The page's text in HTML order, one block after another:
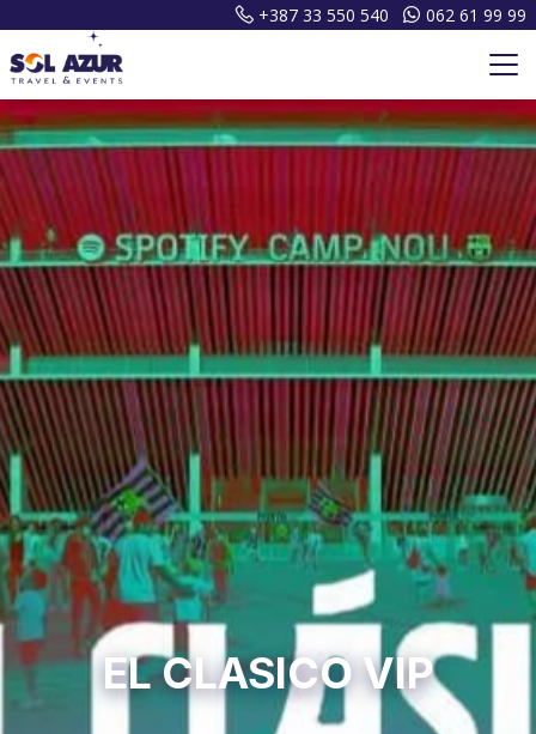
+387 33 550 540 062 61 99 99
EL CLASICO VIP